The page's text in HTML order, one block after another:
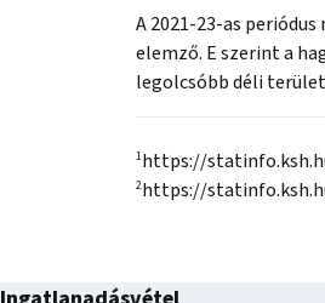
A 2021-23-as
elemző. E szerint a
legolcsóbb déli
1https://
2https://